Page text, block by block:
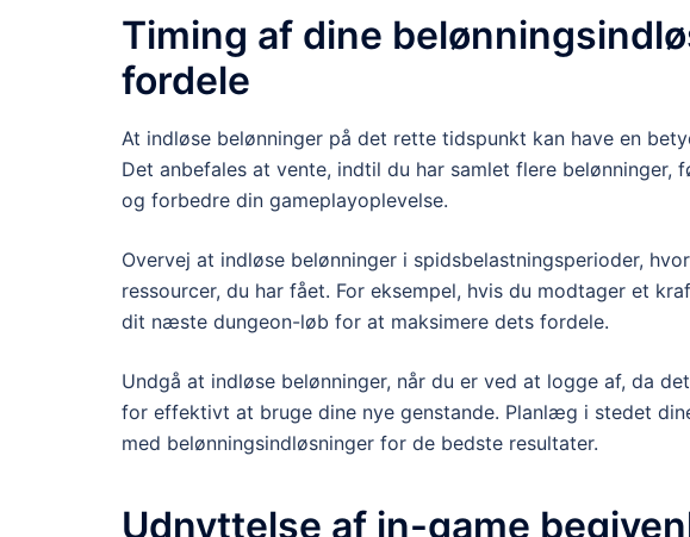
Timing af dine
fordele
At indløse belønninger på det rette tidspunkt kan have en
Det anbefales at vente, indtil du har samlet flere belønninger,
og forbedre din gameplayoplevelse.
Overvej at indløse belønninger i spidsbelastningsperioder,
ressourcer, du har fået. For eksempel, hvis du modtager et
dit næste dungeon-løb for at maksimere dets fordele.
Undgå at indløse belønninger, når du er ved at logge af, da
for effektivt at bruge dine nye genstande. Planlæg i stedet
med belønningsindløsninger for de bedste resultater.
Udnyttelse af in-game